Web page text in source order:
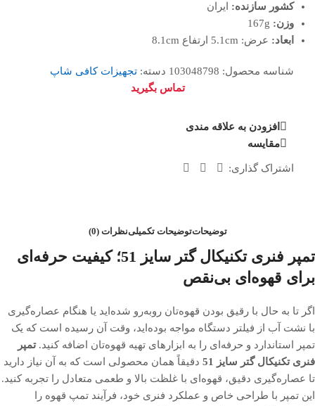
کشور سازنده: ایران
وزن:
ابعاد: عرض: 5.1cm ارتفاع 8.1cm
شناسه محصول: 103048798 دسته: تجهیزات کافی شاپ
تماس بگیرید
افزودن به علاقه مندی
مقایسه
اشتراک گذاری:
توضیحاتتوضیحات تکمیلینظرات (0)
تمپر فنری تکنیکال گتر سایز 51؛ کیفیت حرفه‌ای
برای قهوه‌ای بی‌نقص
اگر تا به حال با رقیق بودن قهوه‌تان روبه‌رو شده‌اید یا هنگام عصاره‌گیری
با نشت آب از فیلتر دستگاه مواجه بوده‌اید، وقت آن رسیده است که یک
تمپر استاندارد و حرفه‌ای را به ابزارهای تهیه قهوه‌تان اضافه کنید.تمپر
فنری تکنیکال گتر سایز 51
دقیقاً همان محصولی است که به آن نیاز دارید
تا عصاره‌گیری دقیق، قهوه‌ای با غلظت بالا و طعمی متعادل را تجربه کنید.
این تمپر با طراحی خاص و عملکرد فنری خود، فرآیند تمپ قهوه را